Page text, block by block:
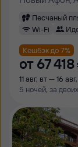
Песчаный
Wi-Fi
Кешбэк до 7%
от 67
11 авг, вт — 16
5 ночей, за двоих